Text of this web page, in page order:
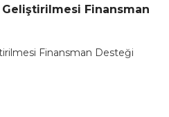
Finansman
Finansman Desteği